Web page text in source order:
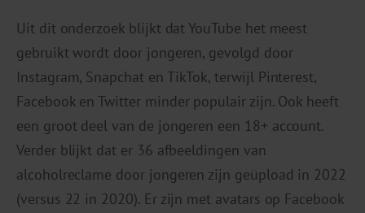
Uit dit onderzoek blijkt dat YouTube het meest
gebruikt wordt door jongeren, gevolgd door
Instagram, Snapchat en TikTok, terwijl Pinterest,
Facebook en Twitter minder populair zijn. Ook heeft
een groot deel van de jongeren een 18+ account.
Verder blijkt dat er 36 afbeeldingen van
alcoholreclame door jongeren zijn geüpload in 2022
(versus 22 in 2020). Er zijn met avatars op Facebook